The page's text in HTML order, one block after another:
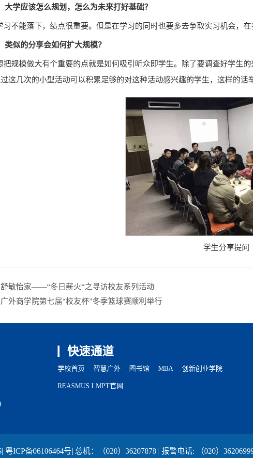
大学应该怎么规划，怎么为未来打好基础？
习不能落下，绩点很重要。但是在学习的同时也要多去争取实习机会，
类似的分享会如何扩大规模？
把规模做大有个重要的点就是如何吸引听众即学生。除了要调查好学生
这几次的小型活动可以积累足够的对这种活动感兴趣的学生，这样的
学生分享提问
舒敏怡家——“冬日薪火“之寻访校友系列活动
​广外商学院第七届“校友杯”冬季篮球赛顺利举行
快速通道
学校首页 智慧广外 图书馆 MBA 创新创业学院
REASMUS LMPT官网
粤ICP备06106464号| 总机：（020）36207878 | 报警电话: （020）